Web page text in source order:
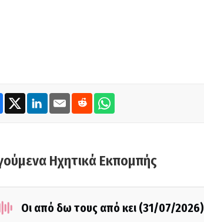
Ηχητικά Εκπομπής
Οι από δω τους από κει (31/07/2026)